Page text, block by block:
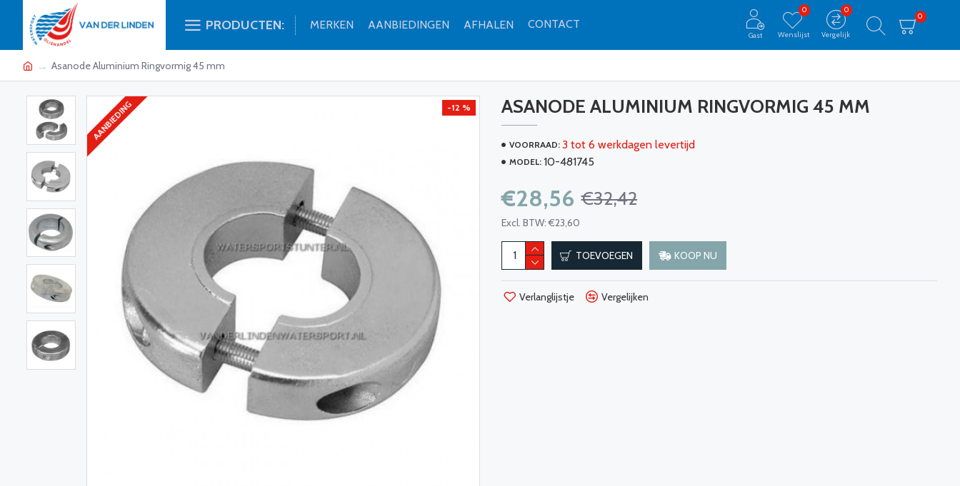
PRODUCTEN: MERKEN AANBIEDINGEN AFHALEN CONTACT
Gast Wenslijst
0
Vergelijk
0
0
Asanode Aluminium Ringvormig 45 mm
AANBIEDING -12 % ASANODE ALUMINIUM RINGVORMIG 45 MM
VOORRAAD: 3 tot 6 werkdagen levertijd
MODEL: 10-481745
€28,56 €32,42
Excl. BTW: €23,60
TOEVOEGEN KOOP NU
Verlanglijstje Vergelijken